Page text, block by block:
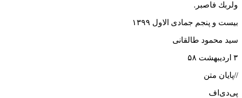
ولربك فاصبر.
بیست و پنجم جمادی الاول ۱۳۹۹
سید محمود طالقانی
۳ اردیبهشت ۵۸
//پایان متن
پی‌دی‌اف